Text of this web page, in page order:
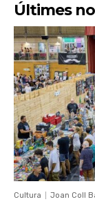
Últimes
Cultura Joan Coll